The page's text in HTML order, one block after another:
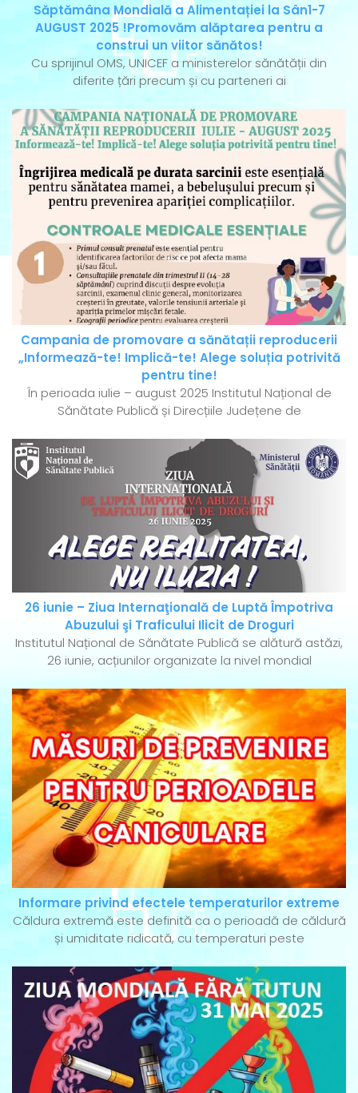
Săptămâna Mondială a Alimentației la Sân1-7
AUGUST 2025 !Promovăm alăptarea pentru a
construi un viitor sănătos!
Cu sprijinul OMS, UNICEF a ministerelor sănătății din
diferite țări precum și cu parteneri ai
Campania de promovare a sănătații reproducerii
„Informează-te! Implică-te! Alege soluția potrivită
pentru tine!
În perioada iulie – august 2025 Institutul Național de
Sănătate Publică și Direcțiile Județene de
26 iunie – Ziua Internaţională de Luptă Împotriva
Abuzului şi Traficului Ilicit de Droguri
Institutul Național de Sănătate Publică se alătură astăzi,
26 iunie, acțiunilor organizate la nivel mondial
Informare privind efectele temperaturilor extreme
Căldura extremă este definită ca o perioadă de căldură
și umiditate ridicată, cu temperaturi peste